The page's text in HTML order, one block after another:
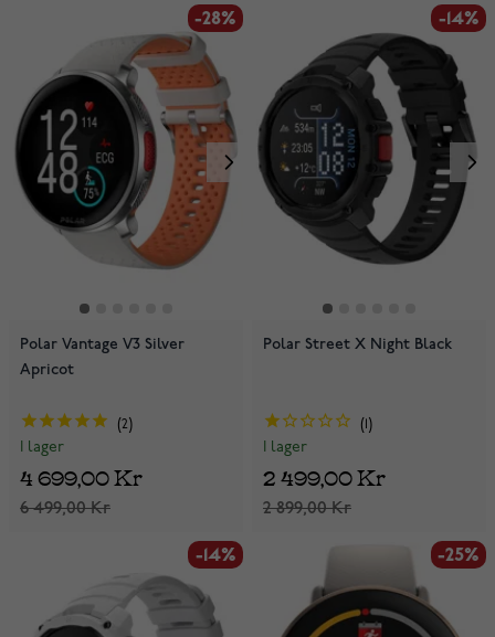
-28%
Polar Vantage V3 Silver
Apricot
2
I lager
6 499,00 Kr
4 699,00 Kr
-14%
Polar Street X Night Black
I lager
2 899,00 Kr
2 499,00 Kr
-14% -25%